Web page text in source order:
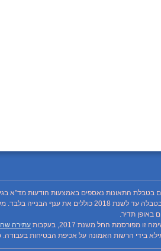
בטבלת התאונות נאספים באמצעות הודעות מד"א
באופן תדיר.
זו מפורסמת החל משנת 2017, בעקבות עתירה
בידי הרשות האמונה על אכיפת הבטיחות בעבודה.